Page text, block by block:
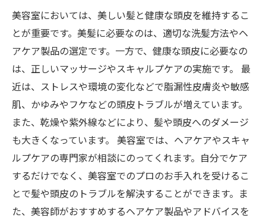
美容室においては、美しい髪と健康な頭皮を維持するこ
とが重要です。美髪に必要なのは、適切な洗髪方法やヘ
アケア製品の選定です。一方で、健康な頭皮に必要なの
は、正しいマッサージやスキャルプケアの実施です。 最
近は、ストレスや環境の変化などで脂漏性皮膚炎や敏感
肌、かゆみやフケなどの頭皮トラブルが増えています。
また、乾燥や紫外線などにより、髪や頭皮へのダメージ
も大きくなっています。 美容室では、ヘアケアやスキャ
ルプケアの専門家が相談にのってくれます。自分でケア
するだけでなく、美容室でのプロのお手入れを受けるこ
とで髪や頭皮のトラブルを解決することができます。ま
た、美容師がおすすめするヘアケア製品やアドバイスを